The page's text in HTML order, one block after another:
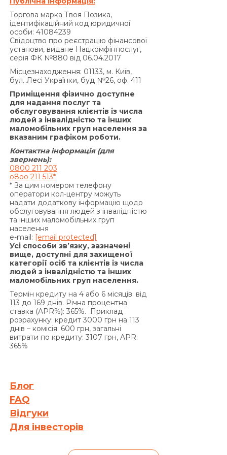
порушення виконання зобов’язань на підставі
Договору, не може перевищувати половини
суми Кредиту, одержаної Позичальником від
Кредитодавця за Договором, і не може бути
збільшена за домовленістю Сторін.»
За договором про надання кредиту по
продукту «Кредит 4/6 місяців»:
«У разі прострочення виконання
Позичальником грошового зобов’язання зі
сплати процентів за користування Кредитом та/
або Комісії за видачу Кредиту (якщо умови
Договору передбачають сплату комісії за
видачу Кредиту) та/або Комісії за видачу у
Кредит додаткових грошових коштів (якщо
умови додаткової угоди до Договору
передбачають сплату комісії за видачу у Кредит
додаткових грошових коштів) та/або суми
Кредиту у визначені цим Договором терміни,
на підставі положень частини 2 статті 625
Цивільного кодексу України Кредитодавець
має право вимагати, а Позичальник
зобов’язаний сплатити Кредитодавцю суму
заборгованості з урахуванням 3700 (три тисячі
сімсот) процентів річних від простроченої суми
заборгованості. Проценти річних, зазначені в
цьому пункті вище, нараховуються за кожен
день прострочення на суму заборгованості, що
включає прострочені проценти за користування
Кредитом та/або суму простроченої Комісії за
грошових коштів (якщо умови додаткової угоди
до Договору передбачають сплату комісії за
видачу у Кредит додаткових грошових коштів)
та/або на прострочену суму Кредиту, та не
на підставі статті 625 Цивільного кодексу
Торгова марка Твоя Позика,
ідентифікаційний код юридичної
особи: 41084239
Свідоцтво про реєстрацію фінансової
установи, видане Нацкомфінпослуг,
серія ФК №880 від 06.04.2017
Місцезнаходження: 01133, м. Київ,
бул. Лесі Українки, буд №26, оф. 411
Приміщення фізично доступне
для надання послуг та
обслуговування клієнтів із числа
людей з інвалідністю та інших
маломобільних груп населення за
вказаним графіком роботи.
Контактна інформація (для
звернень):
0800 211 203
o8oo 211 513*
* За цим номером телефону
оператори кол-центру можуть
надати додаткову інформацію щодо
обслуговування людей з інвалідністю
та інших маломобільних груп
населення
e-mail: [email protected]
Усі способи зв’язку, зазначені
вище, доступні для захищеної
категорії осіб та клієнтів із числа
людей з інвалідністю та інших
маломобільних груп населення.
Термін кредиту на 4 або 6 місяців: від
113 до 169 днів. Річна процентна
ставка (APR%): 365%. Приклад
розрахунку: кредит 3000 грн на 113
днів – комісія: 600 грн, загальні
витрати по кредиту: 3107 грн, APR:
365%
Блог
FAQ
Відгуки
Для інвесторів